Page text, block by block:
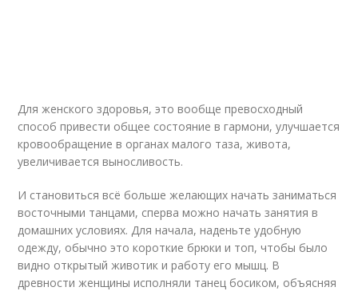
Для женского здоровья, это вообще превосходный
способ привести общее состояние в гармони, улучшается
кровообращение в органах малого таза, живота,
увеличивается выносливость.
И становиться всё больше желающих начать заниматься
восточными танцами, сперва можно начать занятия в
домашних условиях. Для начала, наденьте удобную
одежду, обычно это короткие брюки и топ, чтобы было
видно открытый животик и работу его мышц. В
древности женщины исполняли танец босиком, объясняя